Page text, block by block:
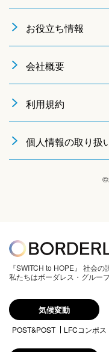
お役立ち情報
会社概要
利用規約
個人情報の取り扱
『SWITCH to HOPE』 社会
私たちはボーダレス・グループ
気候変動
POST&POST LFCコンポス